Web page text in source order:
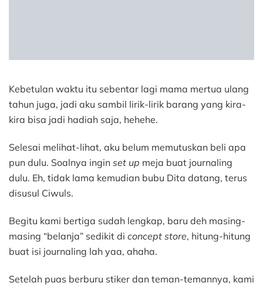
Kebetulan waktu itu sebentar lagi mama mertua ulang
tahun juga, jadi aku sambil lirik-lirik barang yang kira-
kira bisa jadi hadiah saja, hehehe.
Selesai melihat-lihat, aku belum memutuskan beli apa
pun dulu. Soalnya ingin set up meja buat journaling
dulu. Eh, tidak lama kemudian bubu Dita datang, terus
disusul Ciwuls.
Begitu kami bertiga sudah lengkap, baru deh masing-
masing “belanja” sedikit di concept store, hitung-hitung
buat isi journaling lah yaa, ahaha.
Setelah puas berburu stiker dan teman-temannya, kami